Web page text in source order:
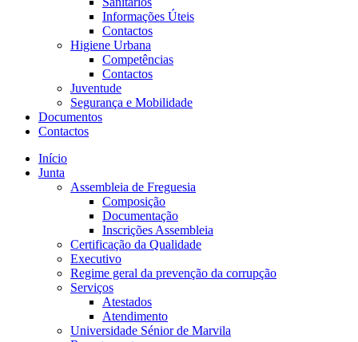
Informações Úteis
Contactos
Higiene Urbana
Competências
Contactos
Juventude
Segurança e Mobilidade
Documentos
Contactos
Início
Junta
Assembleia de Freguesia
Composição
Documentação
Inscrições Assembleia
Certificação da Qualidade
Executivo
Regime geral da prevenção da corrupção
Serviços
Atestados
Atendimento
Universidade Sénior de Marvila